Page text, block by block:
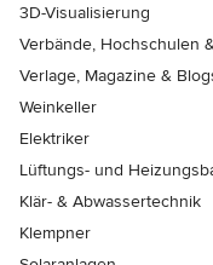
3D-Visualisierung
Verbände, Hochschulen
Verlage, Magazine &
Weinkeller
Elektriker
Lüftungs- und
Klär- & Abwassertechnik
Klempner